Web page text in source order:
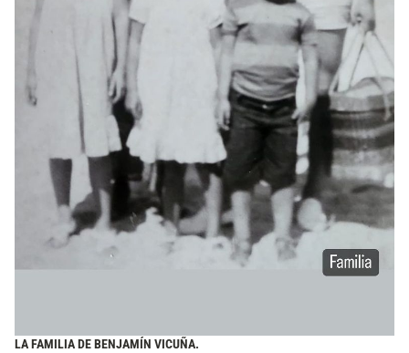
LA FAMILIA DE BENJAMÍN VICUÑA.